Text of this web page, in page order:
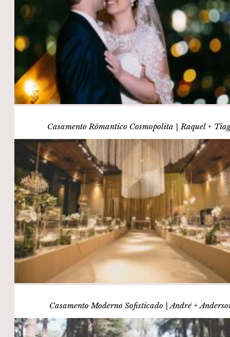
Casamento Rômantico Cosmopolita | Raquel +
Casamento Moderno Sofisticado | André +